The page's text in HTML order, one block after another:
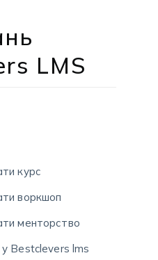
LMS
курс
воркшоп
менторство
Bestclevers lms